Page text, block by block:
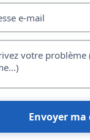
Envoyer ma